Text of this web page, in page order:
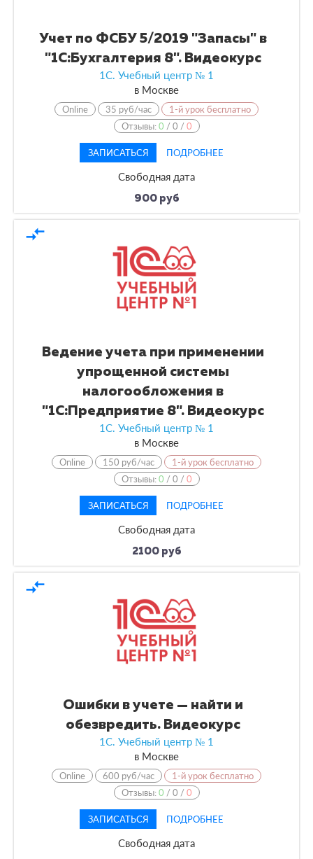
Учет по ФСБУ 5/2019 "Запасы" в
"1С:Бухгалтерия 8". Видеокурс
1С. Учебный центр № 1
в Москве
Online 35 руб/час
1-й урок бесплатно
Отзывы:0 /0 /0
ЗАПИСАТЬСЯ ПОДРОБНЕЕ
Свободная дата
900 руб
compare_arrows
Ведение учета при применении
упрощенной системы
налогообложения в
"1С:Предприятие 8". Видеокурс
1С. Учебный центр № 1
в Москве
Online 150 руб/час
1-й урок бесплатно
Отзывы:0 /0 /0
ЗАПИСАТЬСЯ ПОДРОБНЕЕ
Свободная дата
2100 руб
compare_arrows
Ошибки в учете — найти и
обезвредить. Видеокурс
1С. Учебный центр № 1
в Москве
Online 600 руб/час
1-й урок бесплатно
Отзывы:0 /0 /0
ЗАПИСАТЬСЯ ПОДРОБНЕЕ
Свободная дата